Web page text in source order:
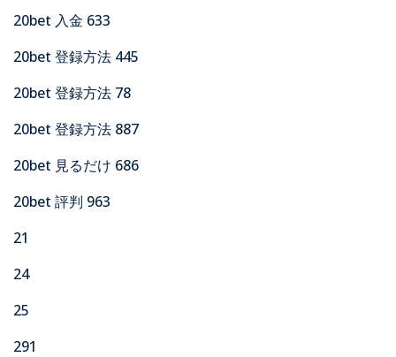
20bet 入金 633
20bet 登録方法 445
20bet 登録方法 78
20bet 登録方法 887
20bet 見るだけ 686
20bet 評判 963
21
24
25
291